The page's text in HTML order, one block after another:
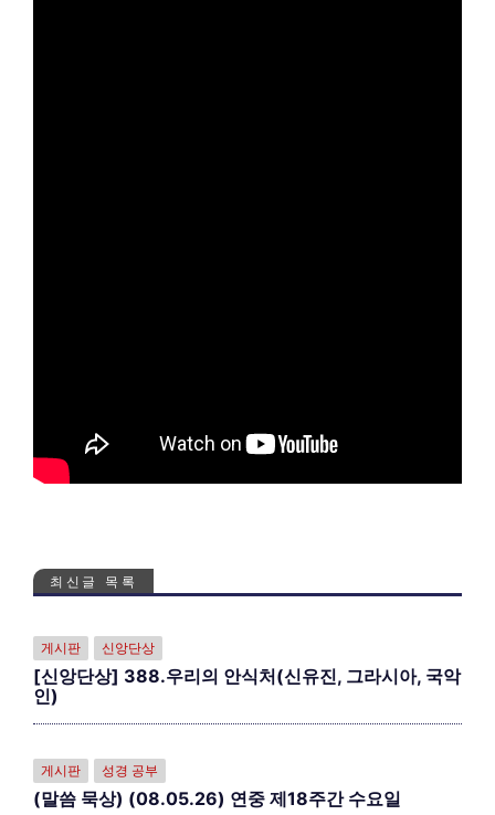
최신글 목록
게시판 신앙단상
[신앙단상] 388.우리의 안식처(신유진, 그라시아, 국악
인)
게시판 성경 공부
(말씀 묵상) (08.05.26) 연중 제18주간 수요일